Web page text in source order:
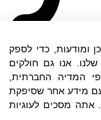
ומודעות, כדי לספק
אנו גם חולקים
המדיה החברתית,
עם מידע אחר שסיפקת
מסכים לעוגיות